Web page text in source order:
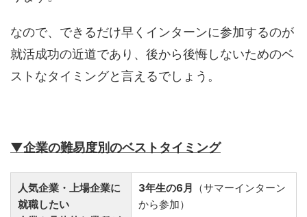
なので、できるだけ早くインターンに参加するのが
就活成功の近道であり、後から後悔しないためのベ
ストなタイミングと言えるでしょう。
▼企業の難易度別のベストタイミング
人気企業・上場企業に
就職したい
3年生の6月 （サマーインターン
から参加）